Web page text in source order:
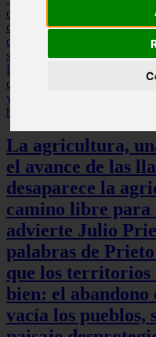
La agricultura,
el avance de las
desaparece la
camino libre para
advierte Julio
palabras de
que los territorios
bien: el abandono
vacía los pueblos,